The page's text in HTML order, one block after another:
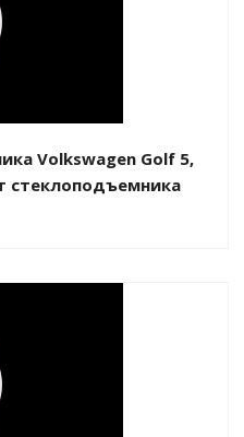
Volkswagen Golf 5,
стеклоподъемника